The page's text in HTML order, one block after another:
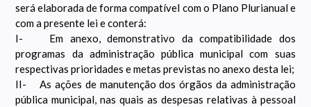
será elaborada de forma compatível com o Plano Plurianual e
com a presente lei e conterá:
I- Em anexo, demonstrativo da compatibilidade dos
programas da administração pública municipal com suas
respectivas prioridades e metas previstas no anexo desta lei;
II- As ações de manutenção dos órgãos da administração
pública municipal, nas quais as despesas relativas à pessoal